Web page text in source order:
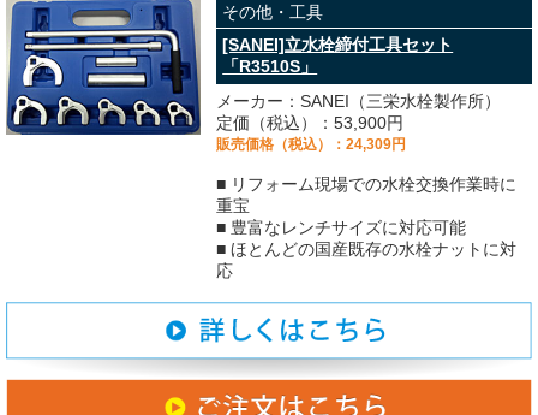
その他・工具
[SANEI]立水栓締付工具セット
「R3510S」
メーカー：SANEI（三栄水栓製作所）
定価（税込）：53,900円
販売価格（税込）：24,309円
■ リフォーム現場での水栓交換作業時に
重宝
■ 豊富なレンチサイズに対応可能
■ ほとんどの国産既存の水栓ナットに対
応